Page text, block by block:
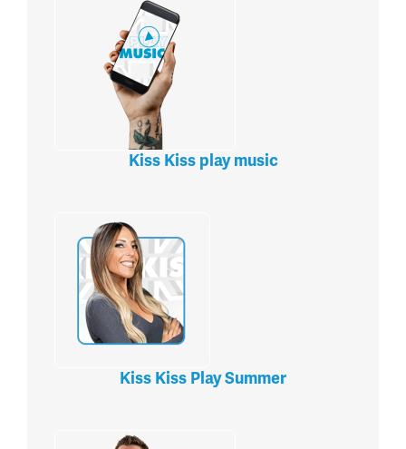
Kiss Kiss play music
Kiss Kiss Play Summer